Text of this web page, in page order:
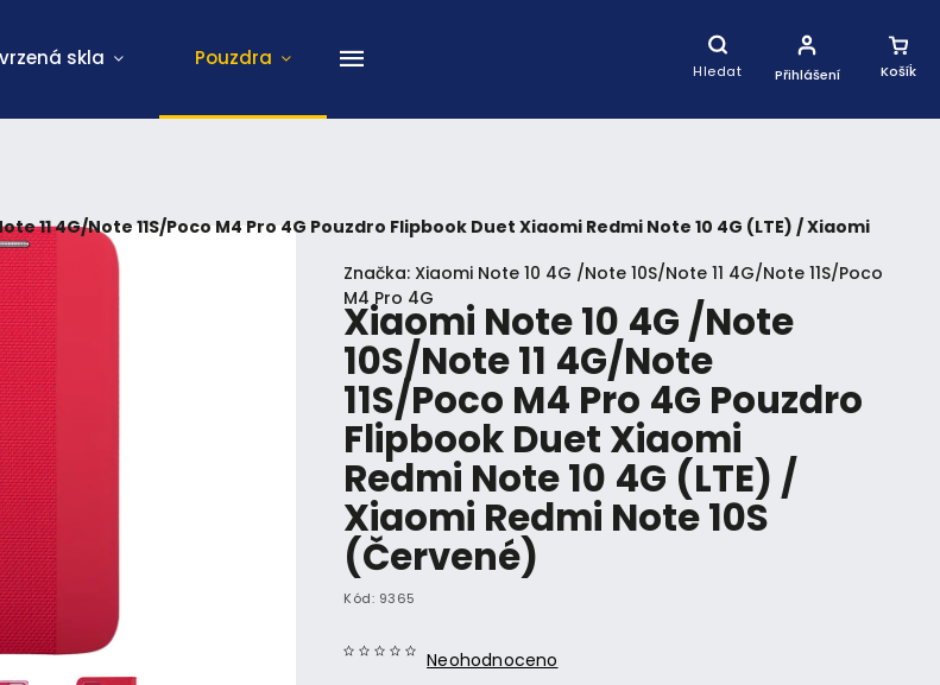
Hledat
Nákupní
Košík
Přihlášení
skla Pouzdra
11 4G/Note 11S/Poco M4 Pro 4G Pouzdro Flipbook Duet Xiaomi Redmi Note 10 4G (LTE) / Xiaomi
Xiaomi Note 10 4G /Note
10S/Note 11 4G/Note
11S/Poco M4 Pro 4G Pouzdro
Flipbook Duet Xiaomi
Redmi Note 10 4G (LTE) /
Xiaomi Redmi Note 10S
(Červené)
Kód: 9365
Neohodnoceno
Značka: Xiaomi Note 10 4G /Note 10S/Note 11 4G/Note 11S/Poco
M4 Pro 4G